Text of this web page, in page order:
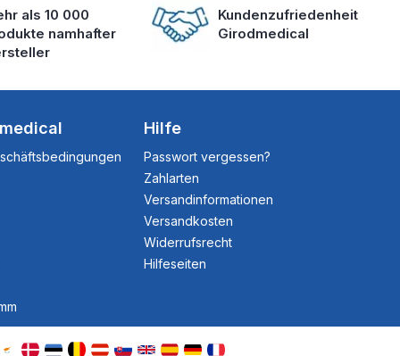
als 10 000
namhafter
Kundenzufriedenheit
Girodmedical
Hilfe
Passwort vergessen?
Zahlarten
Versandinformationen
Versandkosten
Widerrufsrecht
Hilfeseiten